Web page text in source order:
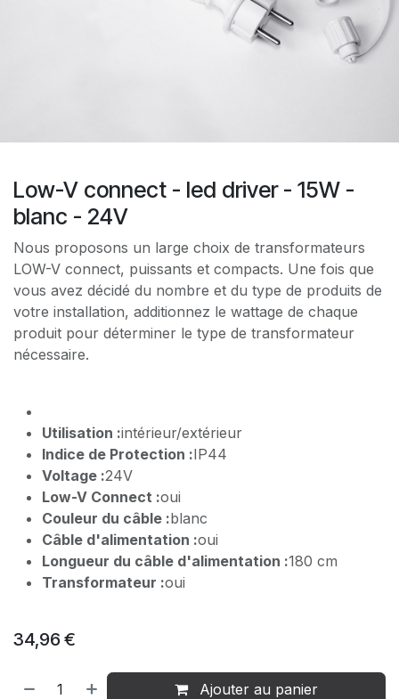
Low-V connect - led driver - 15W -
blanc - 24V
Nous proposons un large choix de transformateurs
LOW-V connect, puissants et compacts. Une fois que
vous avez décidé du nombre et du type de produits de
votre installation, additionnez le wattage de chaque
produit pour déterminer le type de transformateur
nécessaire.
Utilisation :intérieur/extérieur
Indice de Protection :IP44
Voltage :24V
Low-V Connect :oui
Couleur du câble :blanc
Câble d'alimentation :oui
Longueur du câble d'alimentation :180 cm
Transformateur :oui
34,96 €
Ajouter au panier